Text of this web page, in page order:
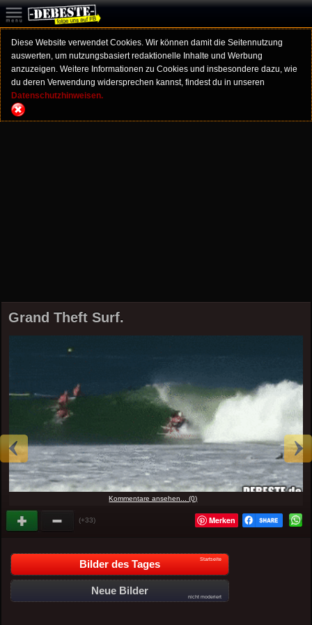
Diese Website verwendet Cookies. Wir können damit die Seitennutzung
auswerten, um nutzungsbasiert redaktionelle Inhalte und Werbung
anzuzeigen. Weitere Informationen zu Cookies und insbesondere dazu, wie
du deren Verwendung widersprechen kannst, findest du in unseren
Datenschutzhinweisen.
Grand Theft Surf.
Kommentare ansehen... (0)
(+33) Merken
Bilder des Tages Startseite
Neue Bilder
nicht moderiert